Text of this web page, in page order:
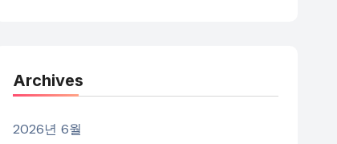
Archives
2026년 6월